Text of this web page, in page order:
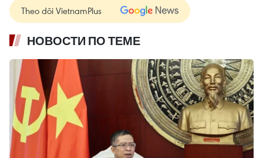
Theo dõi VietnamPlus
НОВОСТИ ПО ТЕМЕ